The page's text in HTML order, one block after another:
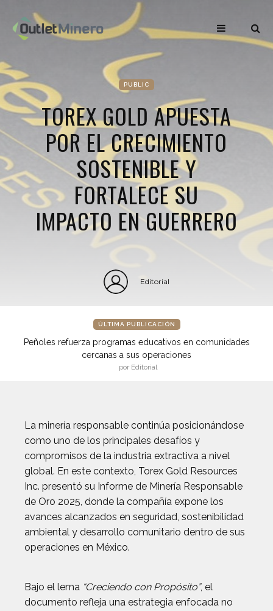
PUBLIC
TOREX GOLD APUESTA
POR EL CRECIMIENTO
SOSTENIBLE Y
FORTALECE SU
IMPACTO EN GUERRERO
Editorial
ÚLTIMA PUBLICACIÓN
Peñoles refuerza programas educativos en comunidades
cercanas a sus operaciones
por Editorial
La minería responsable continúa posicionándose
como uno de los principales desafíos y
compromisos de la industria extractiva a nivel
global. En este contexto, Torex Gold Resources
Inc. presentó su Informe de Minería Responsable
de Oro 2025, donde la compañía expone los
avances alcanzados en seguridad, sostenibilidad
ambiental y desarrollo comunitario dentro de sus
operaciones en México.
Bajo el lema “Creciendo con Propósito”, el
documento refleja una estrategia enfocada no